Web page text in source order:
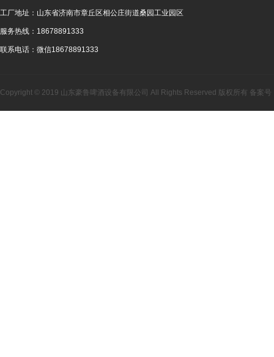
工厂地址： 山东省济南市章丘区相公庄街道桑园工业园区
服务热线： 18678891333
联系电话： 微信18678891333
Copyright © 2019 山东豪鲁啤酒设备有限公司 All Rights Reserved 版权所有 备案号